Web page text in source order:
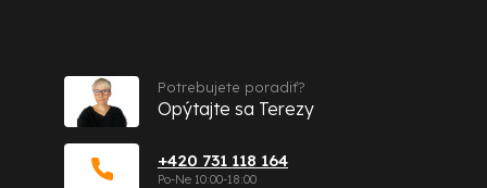
+420 731 118 164
Potrebujete poradiť?
Opýtajte sa Terezy